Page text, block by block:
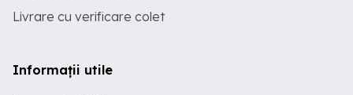
Livrare cu verificare colet
Informații utile